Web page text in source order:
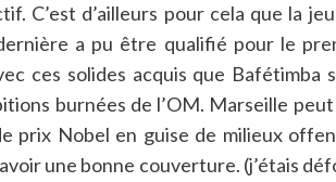
C’est d’ailleurs pour cela que la
a pu être qualifié pour le
ces solides acquis que Bafétimba
burnées de l’OM. Marseille
prix Nobel en guise de milieux
une bonne couverture. (j’étais